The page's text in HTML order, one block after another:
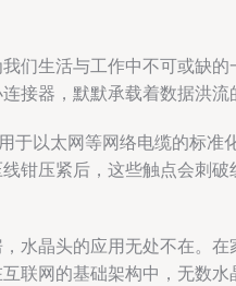
们生活与工作中不可或缺
器，默默承载着数据洪流
于以太网等网络电缆的标
钳压紧后，这些触点会刺
水晶头的应用无处不在。
联网的基础架构中，无数